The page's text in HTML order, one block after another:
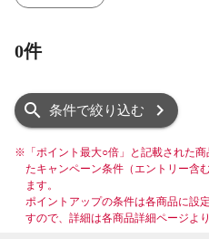
0件
条件で絞り込む
※ 「ポイント最大○倍」と記載された
たキャンペーン条件（エントリー含
ます。
ポイントアップの条件は各商品に設
すので、詳細は各商品詳細ページよ